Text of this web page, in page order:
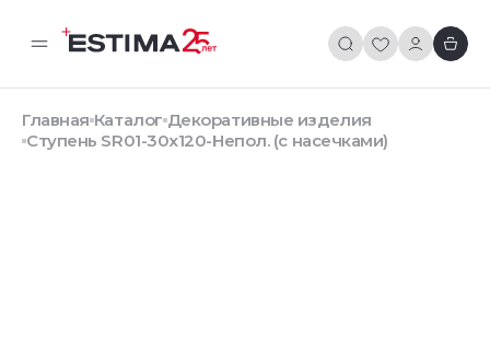
Главная Каталог Декоративные изделия
Ступень SR01-30x120-Непол. (с насечками)